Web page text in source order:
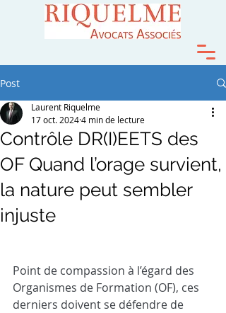
Post
Contrôle DR(I)EETS des
OF Quand l’orage survient,
la nature peut sembler
injuste
Laurent Riquelme
17 oct. 20244 min de lecture
Point de compassion à l’égard des
Organismes de Formation (OF), ces
derniers doivent se défendre de